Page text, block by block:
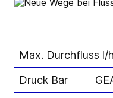
Max. Durchfluss l/h
Druck Bar